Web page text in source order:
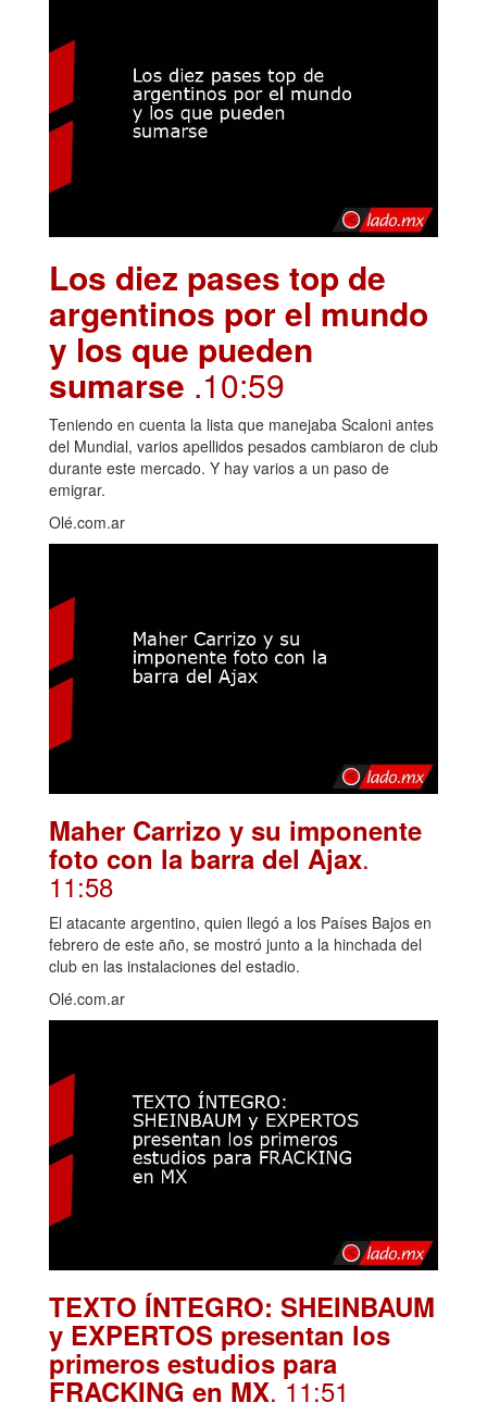
Los diez pases top de
argentinos por el mundo
y los que pueden
sumarse .10:59
Teniendo en cuenta la lista que manejaba Scaloni antes
del Mundial, varios apellidos pesados cambiaron de club
durante este mercado. Y hay varios a un paso de
emigrar.
Olé.com.ar
Maher Carrizo y su imponente
foto con la barra del Ajax.
11:58
El atacante argentino, quien llegó a los Países Bajos en
febrero de este año, se mostró junto a la hinchada del
club en las instalaciones del estadio.
Olé.com.ar
TEXTO ÍNTEGRO: SHEINBAUM
y EXPERTOS presentan los
primeros estudios para
FRACKING en MX. 11:51